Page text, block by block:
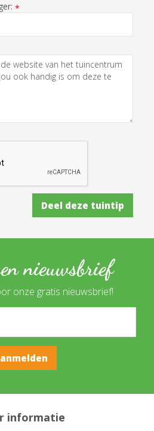
*
nieuwsbrief
onze gratis nieuwsbrief!
informatie